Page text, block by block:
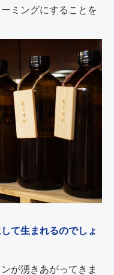
ミングにすることを
て生まれるのでしょ
が湧きあがってきま